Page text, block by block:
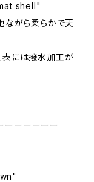
shell"
ながら柔らかで天
表には撥水加工が
ーーーーーー